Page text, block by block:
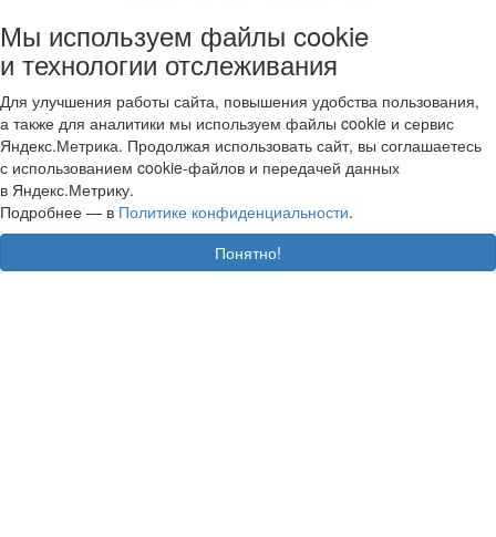
Мы используем файлы cookie
и технологии отслеживания
Для улучшения работы сайта, повышения удобства пользования,
а также для аналитики мы используем файлы cookie и сервис
Яндекс.Метрика. Продолжая использовать сайт, вы соглашаетесь
с использованием cookie-файлов и передачей данных
в Яндекс.Метрику.
Подробнее — в Политике конфиденциальности.
Понятно!